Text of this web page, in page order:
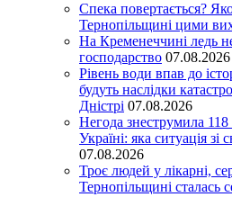
Спека повертається?
Тернопільщині цими
На Кременеччині ледь
господарство 07.08.2026
Рівень води впав до
будуть наслідки
Дністрі 07.08.2026
Негода знеструмила
Україні: яка ситуація зі
07.08.2026
Троє людей у лікарні,
Тернопільщині сталась